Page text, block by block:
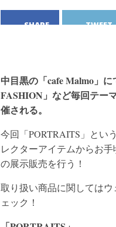
SHARE TWEET
中目黒の「cafe Malmo」
FASHION」など毎回テー
催される。
今回「PORTRAITS」とい
レクターアイテムからお
の展示販売を行う！
取り扱い商品に関しては
ェック！